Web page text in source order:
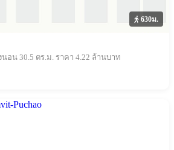
630ม.
นอน 30.5 ตร.ม. ราคา 4.22 ล้านบาท